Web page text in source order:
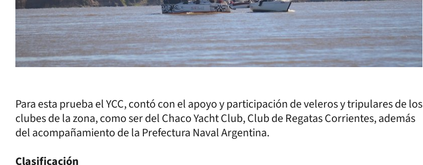
Para esta prueba el YCC, contó con el apoyo y participación de veleros y tripulares de los
clubes de la zona, como ser del Chaco Yacht Club, Club de Regatas Corrientes, además
del acompañamiento de la Prefectura Naval Argentina.
Clasificación